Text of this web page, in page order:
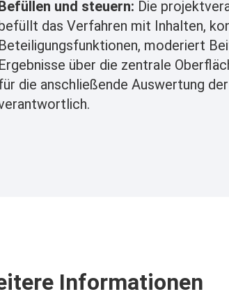
und steuern: Die
das Verfahren mit Inhalten,
Beteiligungsfunktionen, moderiert
Ergebnisse über die zentrale
die anschließende Auswertung
Informationen